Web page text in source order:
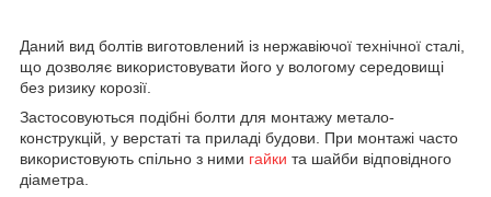
Даний вид болтів виготовлений із нержавіючої технічної сталі,
що дозволяє використовувати його у вологому середовищі
без ризику корозії.
Застосовуються подібні болти для монтажу метало-
конструкцій, у верстаті та приладі будови. При монтажі часто
використовують спільно з ними гайки та шайби відповідного
діаметра.